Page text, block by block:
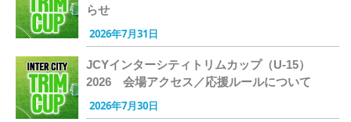
らせ
2026年7月31日
JCYインターシティトリムカップ（U-15）
2026 会場アクセス／応援ルールについて
2026年7月30日